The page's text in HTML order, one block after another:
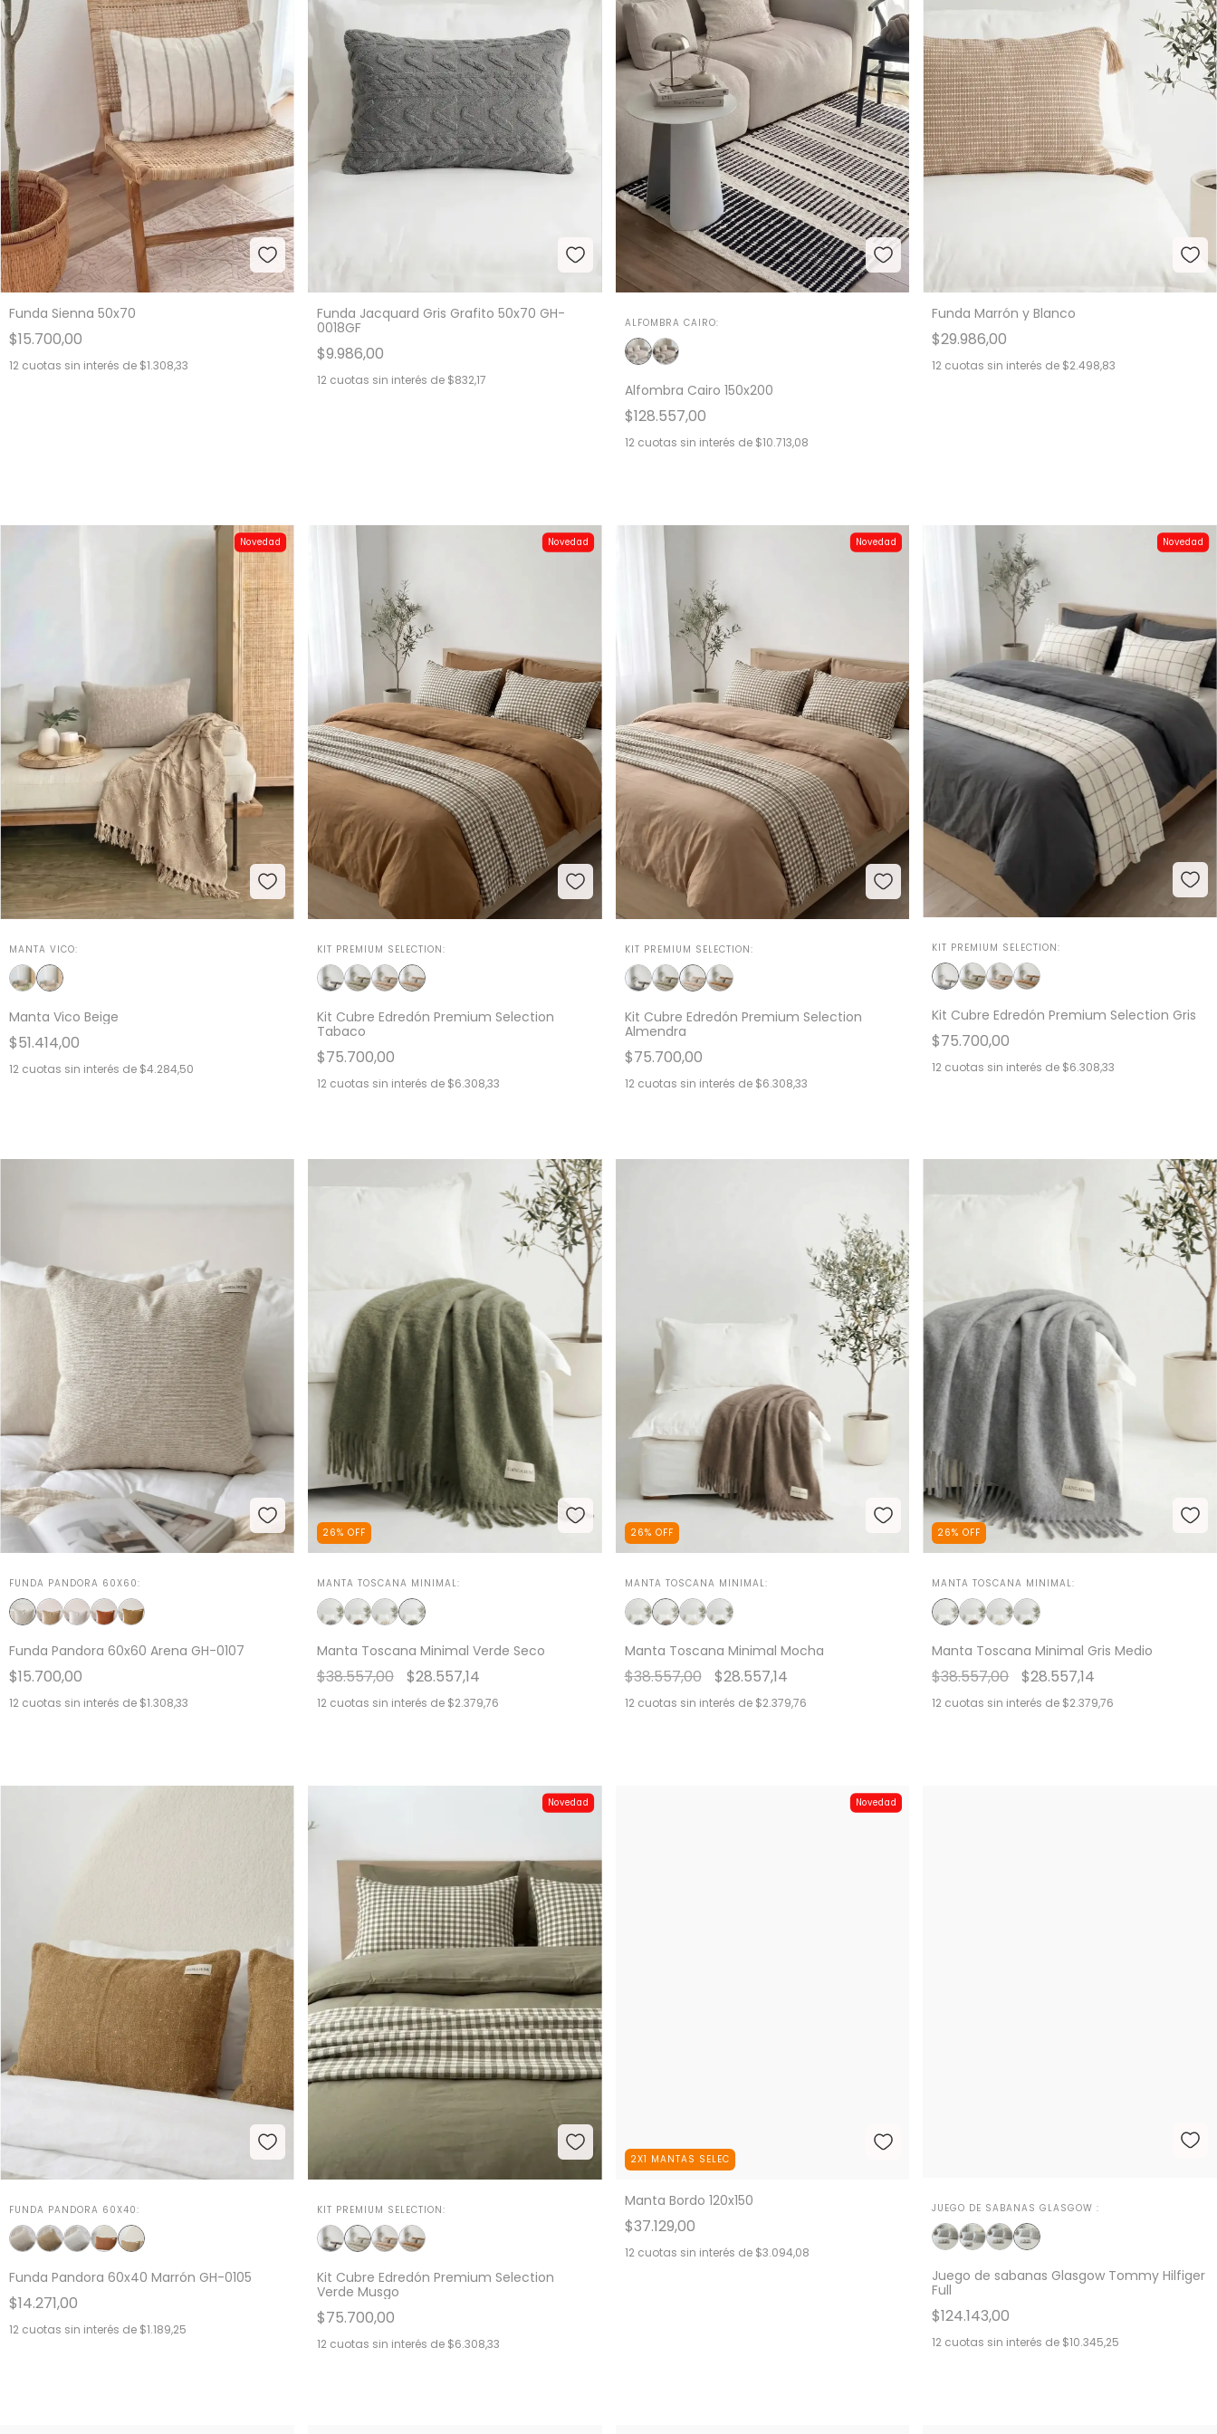
Funda Sienna 50x70
$15.700,00
12 cuotas sin interés de $1.308,33
Funda Jacquard Gris Grafito 50x70 GH-
0018GF
$9.986,00
12 cuotas sin interés de $832,17
ALFOMBRA CAIRO:
Alfombra Cairo 150x200
$128.557,00
12 cuotas sin interés de $10.713,08
Funda Marrón y Blanco
$29.986,00
12 cuotas sin interés de $2.498,83
Novedad
MANTA VICO:
Manta Vico Beige
$51.414,00
12 cuotas sin interés de $4.284,50
Novedad
KIT PREMIUM SELECTION:
Kit Cubre Edredón Premium Selection
Tabaco
$75.700,00
12 cuotas sin interés de $6.308,33
Novedad
KIT PREMIUM SELECTION:
Kit Cubre Edredón Premium Selection
Almendra
$75.700,00
12 cuotas sin interés de $6.308,33
Novedad
KIT PREMIUM SELECTION:
Kit Cubre Edredón Premium Selection Gris
$75.700,00
12 cuotas sin interés de $6.308,33
FUNDA PANDORA 60X60:
Funda Pandora 60x60 Arena GH-0107
$15.700,00
12 cuotas sin interés de $1.308,33
26% OFF
MANTA TOSCANA MINIMAL:
Manta Toscana Minimal Verde Seco
$38.557,00 $28.557,14
12 cuotas sin interés de $2.379,76
26% OFF
MANTA TOSCANA MINIMAL:
Manta Toscana Minimal Mocha
$38.557,00 $28.557,14
12 cuotas sin interés de $2.379,76
26%OFF
MANTA TOSCANA MINIMAL:
Manta Toscana Minimal Gris Medio
$38.557,00 $28.557,14
12 cuotas sin interés de $2.379,76
FUNDA PANDORA 60X40:
Funda Pandora 60x40 Marrón GH-0105
$14.271,00
12 cuotas sin interés de $1.189,25
Novedad
KIT PREMIUM SELECTION:
Kit Cubre Edredón Premium Selection
Verde Musgo
$75.700,00
12 cuotas sin interés de $6.308,33
Novedad
2X1 MANTAS SELEC
Manta Bordo 120x150
$37.129,00
12 cuotas sin interés de $3.094,08
JUEGO DE SABANAS GLASGOW :
Juego de sabanas Glasgow Tommy Hilfiger
Full
$124.143,00
12 cuotas sin interés de $10.345,25